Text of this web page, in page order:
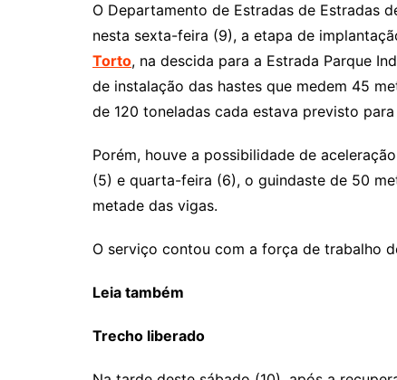
O Departamento de Estradas de Estradas
nesta sexta-feira (9), a etapa de
Torto, na descida para a Estrada Parque
de instalação das hastes que medem 45
de 120 toneladas cada estava previsto
Porém, houve a possibilidade de
(5) e quarta-feira (6), o guindaste de 50
metade das vigas.
O serviço contou com a força de trabalho
Leia também
Trecho liberado